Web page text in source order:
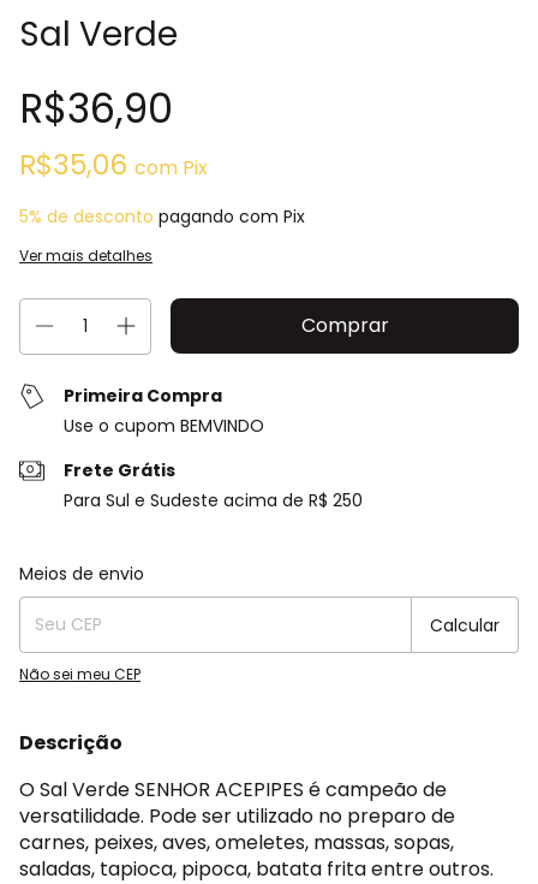
Sal Verde
R$36,90
R$35,06 com Pix
5% de desconto pagando com Pix
Ver mais detalhes
Primeira Compra
Use o cupom BEMVINDO
Frete Grátis
Para Sul e Sudeste acima de R$ 250
Entregas para o CEP:
Meios de envio
Calcular
Não sei meu CEP
Descrição
O Sal Verde SENHOR ACEPIPES é campeão de
versatilidade. Pode ser utilizado no preparo de
carnes, peixes, aves, omeletes, massas, sopas,
saladas, tapioca, pipoca, batata frita entre outros.